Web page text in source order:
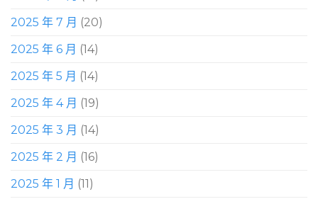
2025 年 7 月 (20)
2025 年 6 月 (14)
2025 年 5 月 (14)
2025 年 4 月 (19)
2025 年 3 月 (14)
2025 年 2 月 (16)
2025 年 1 月 (11)